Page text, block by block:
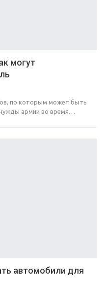
могут
по которым может быть
армии во время…
автомобили для